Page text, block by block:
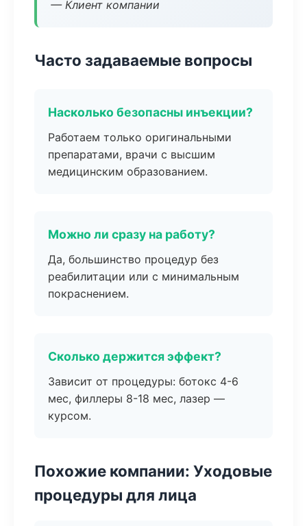
— Клиент компании
Часто задаваемые вопросы
Насколько безопасны инъекции?
Работаем только оригинальными
препаратами, врачи с высшим
медицинским образованием.
Можно ли сразу на работу?
Да, большинство процедур без
реабилитации или с минимальным
покраснением.
Сколько держится эффект?
Зависит от процедуры: ботокс 4-6
мес, филлеры 8-18 мес, лазер —
курсом.
Похожие компании: Уходовые
процедуры для лица